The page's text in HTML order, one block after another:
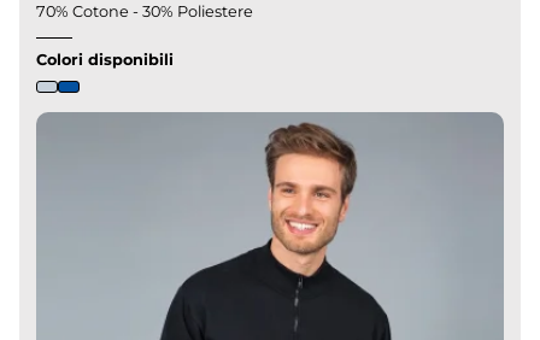
70% Cotone - 30% Poliestere
Colori disponibili